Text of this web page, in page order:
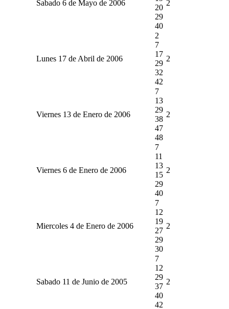
Sabado 6 de Mayo de 2006
20
29
40
2
Lunes 17 de Abril de 2006
2
7
17
29
32
42
2
Viernes 13 de Enero de 2006
7
13
29
38
47
48
2
Viernes 6 de Enero de 2006
7
11
13
15
29
40
2
Miercoles 4 de Enero de 2006
7
12
19
27
29
30
2
Sabado 11 de Junio de 2005
7
12
29
37
40
42
2